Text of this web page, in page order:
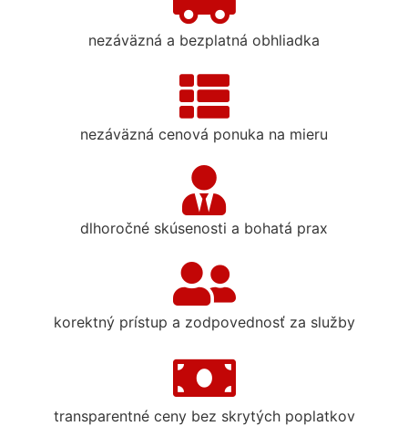
nezáväzná a bezplatná obhliadka
nezáväzná cenová ponuka na mieru
dlhoročné skúsenosti a bohatá prax
korektný prístup a zodpovednosť za služby
transparentné ceny bez skrytých poplatkov